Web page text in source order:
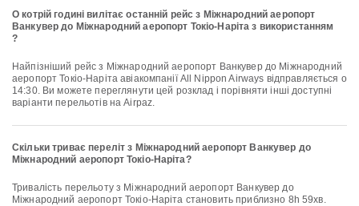
О котрій годині вилітає останній рейс з Міжнародний аеропорт
Ванкувер до Міжнародний аеропорт Токіо-Наріта з використанням
?
Найпізніший рейс з Міжнародний аеропорт Ванкувер до Міжнародний
аеропорт Токіо-Наріта авіакомпанії All Nippon Airways відправляється о
14:30. Ви можете переглянути цей розклад і порівняти інші доступні
варіанти перельотів на Airpaz.
Скільки триває переліт з Міжнародний аеропорт Ванкувер до
Міжнародний аеропорт Токіо-Наріта?
Тривалість перельоту з Міжнародний аеропорт Ванкувер до
Міжнародний аеропорт Токіо-Наріта становить приблизно 8h 59хв.